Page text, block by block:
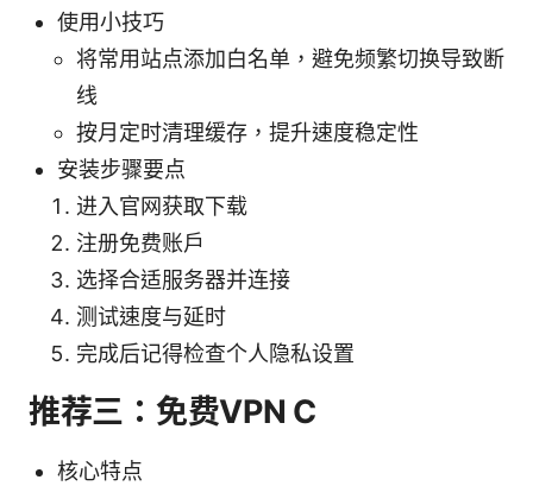
使用小技巧
将常用站点添加白名单，避免频繁切换导致断
线
按月定时清理缓存，提升速度稳定性
安装步骤要点
进入官网获取下载
注册免费账户
选择合适服务器并连接
测试速度与延时
完成后记得检查个人隐私设置
推荐三：免费VPN C
核心特点